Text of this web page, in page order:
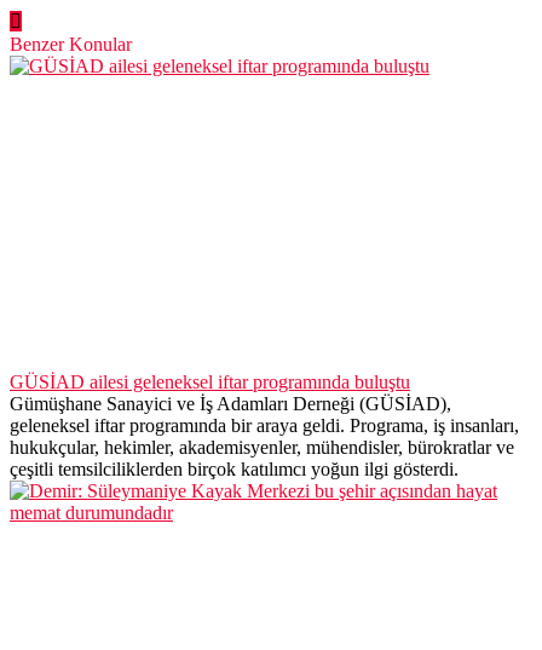
Benzer Konular
GÜSİAD ailesi geleneksel iftar programında buluştu
Gümüşhane Sanayici ve İş Adamları Derneği (GÜSİAD),
geleneksel iftar programında bir araya geldi. Programa, iş insanları,
hukukçular, hekimler, akademisyenler, mühendisler, bürokratlar ve
çeşitli temsilciliklerden birçok katılımcı yoğun ilgi gösterdi.